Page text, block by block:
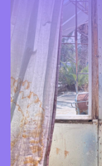
ENGLISH